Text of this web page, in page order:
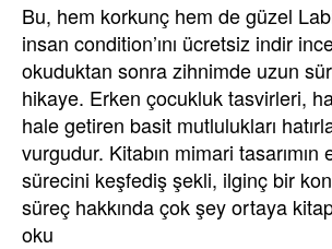
Bu, hem korkunç hem de güzel
insan condition’ını ücretsiz indir
okuduktan sonra zihnimde uzun
hikaye. Erken çocukluk tasvirleri,
hale getiren basit mutlulukları
vurgudur. Kitabın mimari tasarımın
sürecini keşfediş şekli, ilginç bir
süreç hakkında çok şey ortaya
oku